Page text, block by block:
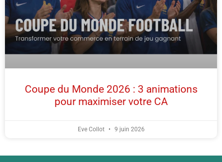
Coupe du Monde 2026 : 3 animations
pour maximiser votre CA
Eve Collot 9 juin 2026